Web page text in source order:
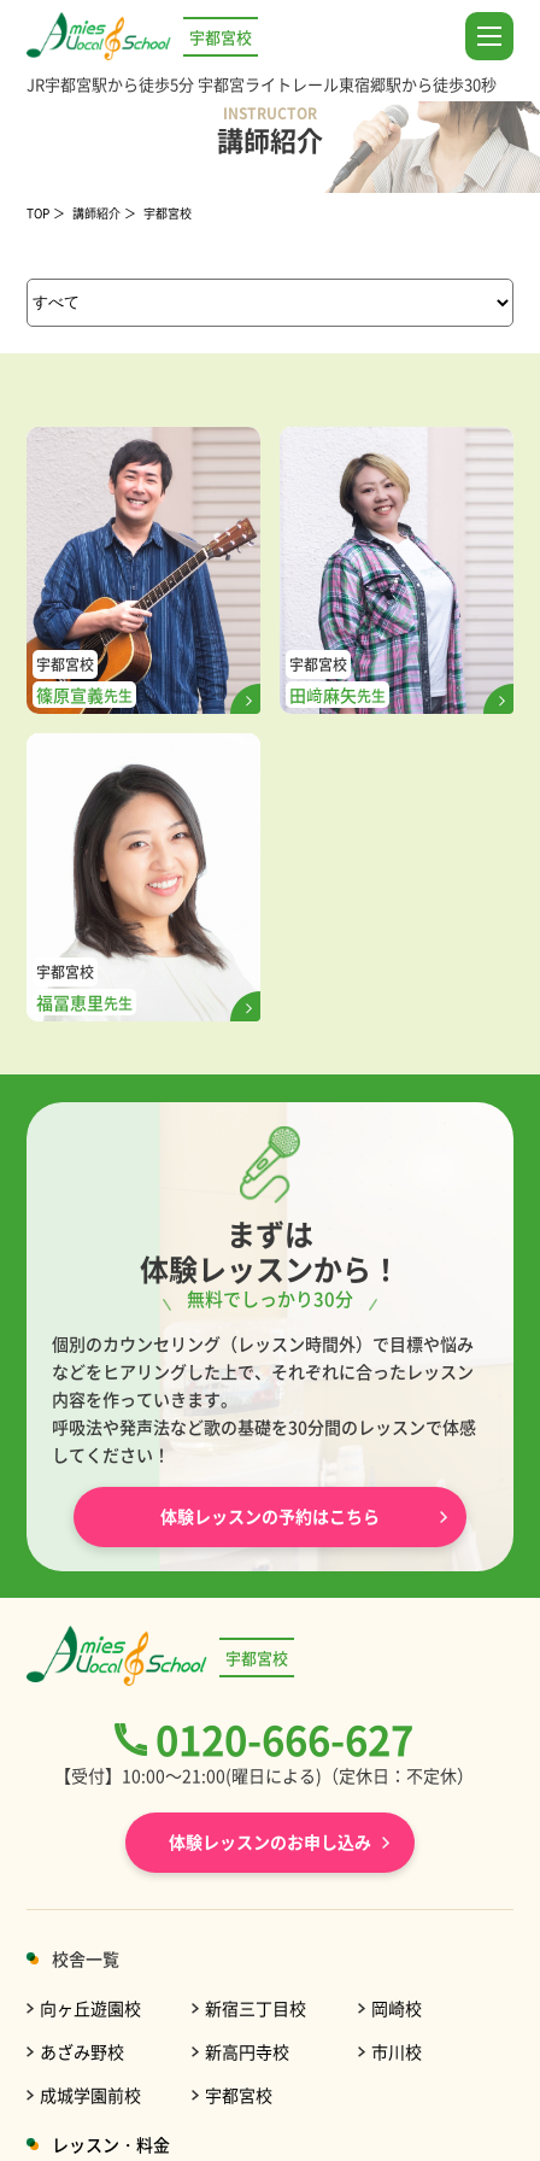
宇都宮校
JR宇都宮駅から徒歩5分 宇都宮ライトレール東宿郷駅から徒歩30秒
INSTRUCTOR
講師紹介
TOP 講師紹介 宇都宮校
宇都宮校
篠原宣義先生
宇都宮校
田﨑麻矢先生
宇都宮校
福冨恵里先生
まずは
体験レッスンから！
無料でしっかり30分
個別のカウンセリング（レッスン時間外）で目標や悩み
などをヒアリングした上で、 それぞれに合ったレッスン
内容を作っていきます。
呼吸法や発声法など歌の基礎を30分間のレッスンで体感
してください！
体験レッスンの予約はこちら
宇都宮校
0120-666-627
【受付】10:00～21:00(曜日による)（定休日：不定休）
体験レッスンのお申し込み
校舎一覧
向ヶ丘遊園校
あざみ野校
成城学園前校
新宿三丁目校
新高円寺校
宇都宮校
岡崎校
市川校
レッスン・料金